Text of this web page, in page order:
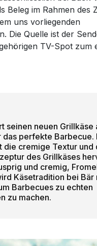
Beleg im Rahmen des
uns vorliegenden
Die Quelle ist der
TV-Spot zum
seinen neuen Grillkäse
das perfekte Barbecue.
die cremige Textur und
des Grillkäses
und cremig,
Käsetradition bei Bär
Barbecues zu echten
zu machen.